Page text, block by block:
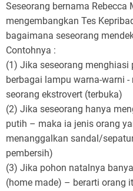
Seseorang bernama Rebecca
mengembangkan Tes
bagaimana seseorang
Contohnya :
(1) Jika seseorang
berbagai lampu warna-warni
seorang ekstrovert (terbuka)
(2) Jika seseorang hanya
putih – maka ia jenis orang
menanggalkan sandal/
pembersih)
(3) Jika pohon natalnya
(home made) – berarti orang